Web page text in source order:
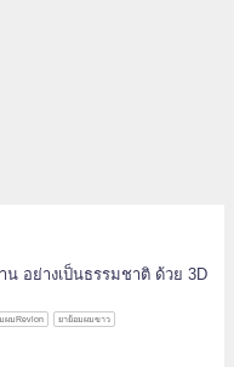
อย่างเป็นธรรมชาติ ด้วย 3D
ผมRevlon ยาย้อมผมขาว